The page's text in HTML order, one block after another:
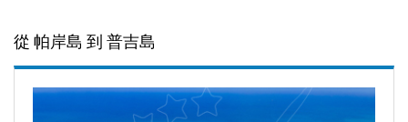
從 帕岸島 到 普吉島